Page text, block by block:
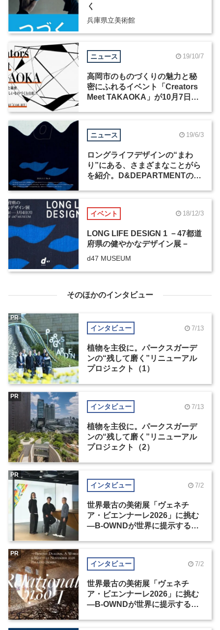
く
兵庫県立美術館
ニュース 19/10/7
高岡市のものづくりの魅力と秘
密にふれるイベント「Creators
Meet TAKAOKA」が10月7日に
ニュース 19/6/3
ロングライフデザインの“まわ
り”にある、さまざまなことがら
を紹介。D&DEPARTMENTの新
イベント 18/12/3
LONG LIFE DESIGN 1 －47都道
府県の健やかなデザイン展－
d47 MUSEUM
そのほかのインタビュー
インタビュー 7/13
植物を主役に。パークスガーデ
ンの“残して磨く”リニューアル
プロジェクト（1）
PR
インタビュー 7/13
植物を主役に。パークスガーデ
ンの“残して磨く”リニューアル
プロジェクト（2）
PR
インタビュー 7/2
世界最古の美術展「ヴェネチ
ア・ビエンナーレ2026」に挑む
―B-OWNDが世界に提示する美
PR
インタビュー 7/2
世界最古の美術展「ヴェネチ
ア・ビエンナーレ2026」に挑む
―B-OWNDが世界に提示する美
PR